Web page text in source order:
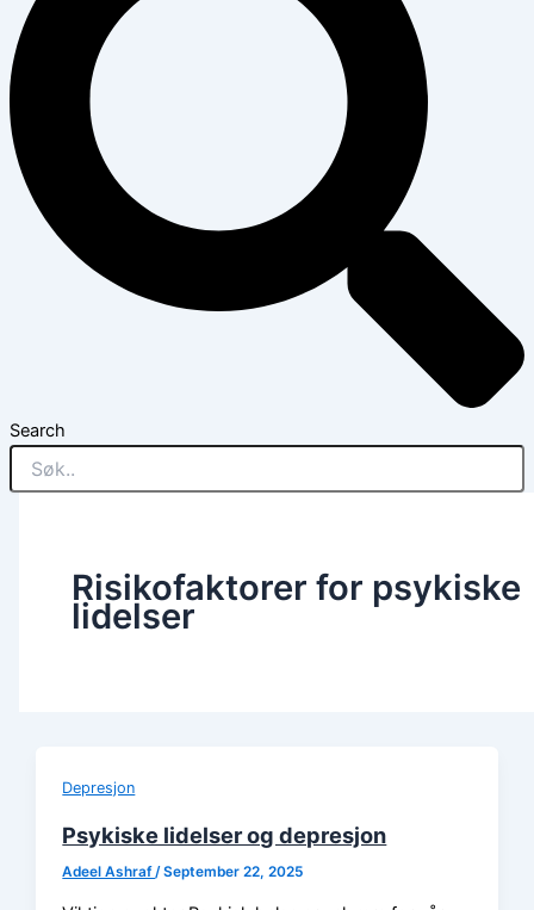
Search
Risikofaktorer for psykiske
lidelser
Depresjon
Psykiske lidelser og depresjon
Adeel Ashraf /September 22, 2025